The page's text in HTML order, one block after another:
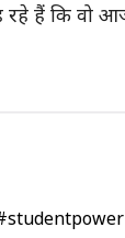
रहे हैं कि वो